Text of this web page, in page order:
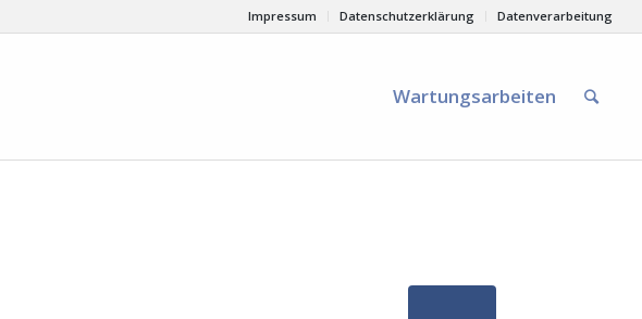
Impressum Datenschutzerklärung Datenverarbeitung
Wartungsarbeiten